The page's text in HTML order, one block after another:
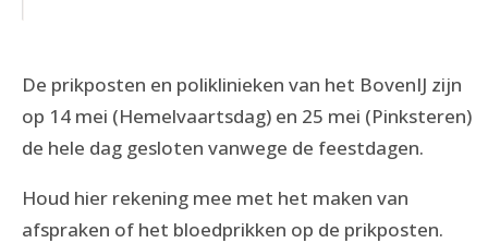
De prikposten en poliklinieken van het BovenIJ zijn
op 14 mei (Hemelvaartsdag) en 25 mei (Pinksteren)
de hele dag gesloten vanwege de feestdagen.
Houd hier rekening mee met het maken van
afspraken of het bloedprikken op de prikposten.